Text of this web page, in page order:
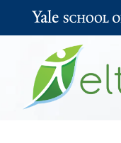
Yale School of the Environment